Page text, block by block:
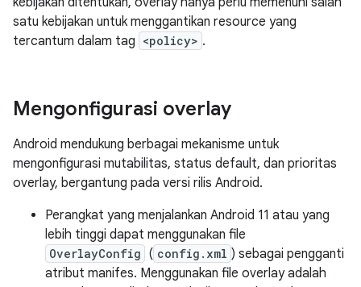
satu kebijakan untuk menggantikan resource yang
tercantum dalam tag <policy> .
Mengonfigurasi overlay
Android mendukung berbagai mekanisme untuk
mengonfigurasi mutabilitas, status default, dan prioritas
overlay, bergantung pada versi rilis Android.
Perangkat yang menjalankan Android 11 atau yang
lebih tinggi dapat menggunakan file
OverlayConfig ( config.xml ) sebagai pengganti
atribut manifes. Menggunakan file overlay adalah